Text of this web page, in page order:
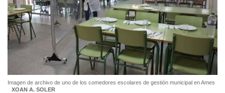
Imagen de archivo de uno de los comedores escolares de gestión municipal en Ames
XOAN A. SOLER